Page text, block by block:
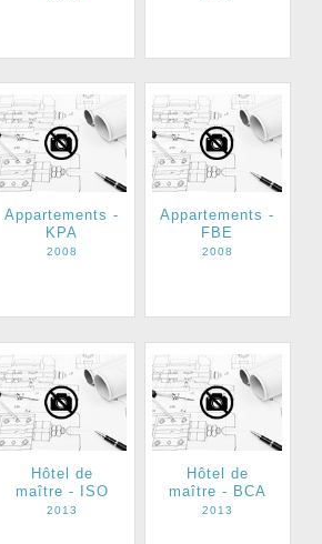
Appartements -
KPA
2008
Appartements -
FBE
2008
Hôtel de
maître - ISO
2013
Hôtel de
maître - BCA
2013